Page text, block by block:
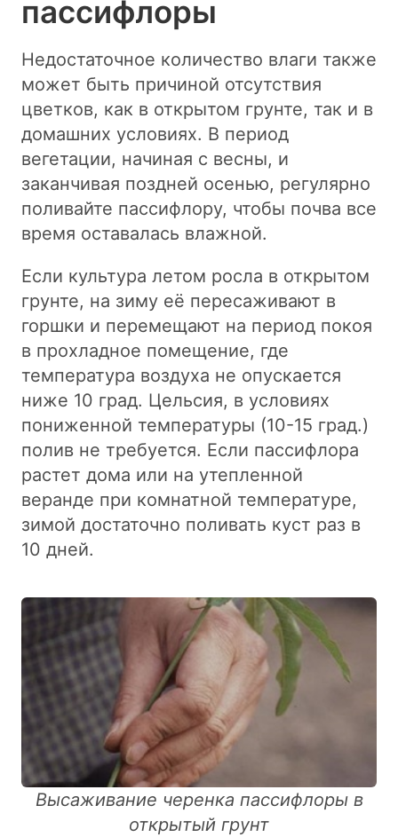
пассифлоры
Недостаточное количество влаги также
может быть причиной отсутствия
цветков, как в открытом грунте, так и в
домашних условиях. В период
вегетации, начиная с весны, и
заканчивая поздней осенью, регулярно
поливайте пассифлору, чтобы почва все
время оставалась влажной.
Если культура летом росла в открытом
грунте, на зиму её пересаживают в
горшки и перемещают на период покоя
в прохладное помещение, где
температура воздуха не опускается
ниже 10 град. Цельсия, в условиях
пониженной температуры (10-15 град.)
полив не требуется. Если пассифлора
растет дома или на утепленной
веранде при комнатной температуре,
зимой достаточно поливать куст раз в
10 дней.
Высаживание черенка пассифлоры в
открытый грунт